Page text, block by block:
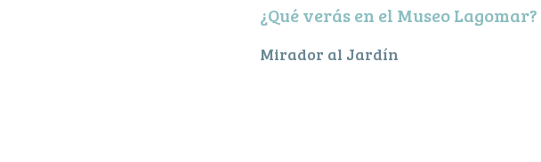
¿Qué verás en el Museo Lagomar?
Mirador al Jardín